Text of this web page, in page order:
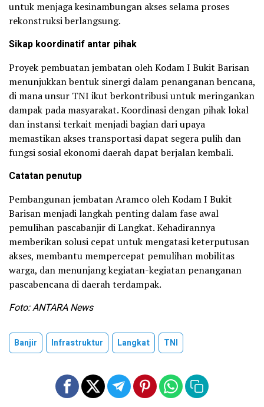
untuk menjaga kesinambungan akses selama proses
rekonstruksi berlangsung.
Sikap koordinatif antar pihak
Proyek pembuatan jembatan oleh Kodam I Bukit Barisan
menunjukkan bentuk sinergi dalam penanganan bencana,
di mana unsur TNI ikut berkontribusi untuk meringankan
dampak pada masyarakat. Koordinasi dengan pihak lokal
dan instansi terkait menjadi bagian dari upaya
memastikan akses transportasi dapat segera pulih dan
fungsi sosial ekonomi daerah dapat berjalan kembali.
Catatan penutup
Pembangunan jembatan Aramco oleh Kodam I Bukit
Barisan menjadi langkah penting dalam fase awal
pemulihan pascabanjir di Langkat. Kehadirannya
memberikan solusi cepat untuk mengatasi keterputusan
akses, membantu mempercepat pemulihan mobilitas
warga, dan menunjang kegiatan-kegiatan penanganan
pascabencana di daerah terdampak.
Foto: ANTARA News
Banjir Infrastruktur Langkat TNI